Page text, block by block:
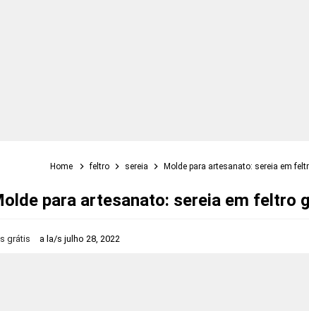
Home feltro sereia Molde para artesanato: sereia em
para artesanato: sereia em feltro
grátis a la/s julho 28, 2022